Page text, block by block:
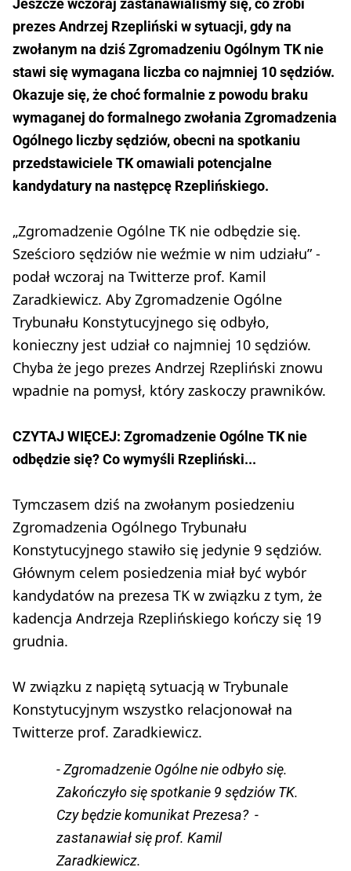
Jeszcze wczoraj zastanawialiśmy się, co zrobi
prezes Andrzej Rzepliński w sytuacji, gdy na
zwołanym na dziś Zgromadzeniu Ogólnym TK nie
stawi się wymagana liczba co najmniej 10 sędziów.
Okazuje się, że choć formalnie z powodu braku
wymaganej do formalnego zwołania Zgromadzenia
Ogólnego liczby sędziów, obecni na spotkaniu
przedstawiciele TK omawiali potencjalne
kandydatury na następcę Rzeplińskiego.
„Zgromadzenie Ogólne TK nie odbędzie się.
Sześcioro sędziów nie weźmie w nim udziału” -
podał wczoraj na Twitterze prof. Kamil
Zaradkiewicz. Aby Zgromadzenie Ogólne
Trybunału Konstytucyjnego się odbyło,
konieczny jest udział co najmniej 10 sędziów.
Chyba że jego prezes Andrzej Rzepliński znowu
wpadnie na pomysł, który zaskoczy prawników.
CZYTAJ WIĘCEJ: Zgromadzenie Ogólne TK nie
odbędzie się? Co wymyśli Rzepliński...
Tymczasem dziś na zwołanym posiedzeniu
Zgromadzenia Ogólnego Trybunału
Konstytucyjnego stawiło się jedynie 9 sędziów.
Głównym celem posiedzenia miał być wybór
kandydatów na prezesa TK w związku z tym, że
kadencja Andrzeja Rzeplińskiego kończy się 19
grudnia.
W związku z napiętą sytuacją w Trybunale
Konstytucyjnym wszystko relacjonował na
Twitterze prof. Zaradkiewicz.
- Zgromadzenie Ogólne nie odbyło się.
Zakończyło się spotkanie 9 sędziów TK.
Czy będzie komunikat Prezesa? -
zastanawiał się prof. Kamil
Zaradkiewicz.